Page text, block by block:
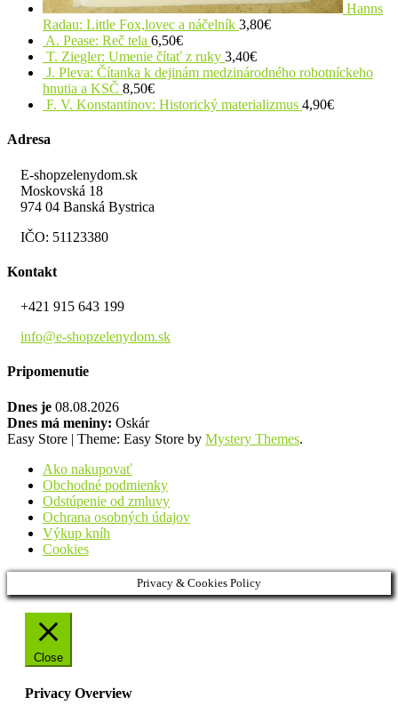
Hanns
Radau: Little Fox,lovec a náčelník 3,80€
A. Pease: Reč tela 6,50€
T. Ziegler: Umenie čítať z ruky 3,40€
J. Pleva: Čítanka k dejinám medzinárodného robotníckeho
hnutia a KSČ 8,50€
F. V. Konstantinov: Historický materializmus 4,90€
Adresa
E-shopzelenydom.sk
Moskovská 18
974 04 Banská Bystrica
IČO: 51123380
Kontakt
+421 915 643 199
info@e-shopzelenydom.sk
Pripomenutie
Dnes je 08.08.2026
Dnes má meniny: Oskár
Easy Store | Theme: Easy Store by Mystery Themes.
Ako nakupovať
Obchodné podmienky
Odstúpenie od zmluvy
Ochrana osobných údajov
Výkup kníh
Cookies
Privacy & Cookies Policy
Close
Privacy Overview